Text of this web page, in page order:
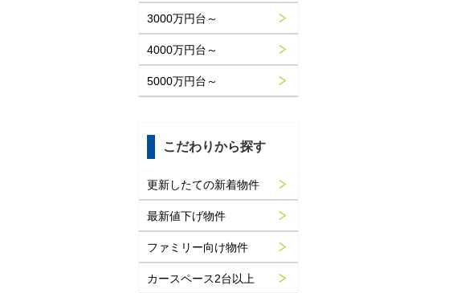
3000万円台～
4000万円台～
5000万円台～
こだわりから探す
更新したての新着物件
最新値下げ物件
ファミリー向け物件
カースペース2台以上